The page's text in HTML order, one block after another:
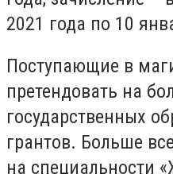
2021 года по 10
Поступающие в
претендовать на
государственных
грантов. Больше
на специальности